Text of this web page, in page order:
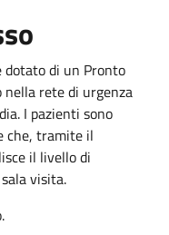
dotato di un Pronto
rete di urgenza
I pazienti sono
che, tramite il
il livello di
visita.